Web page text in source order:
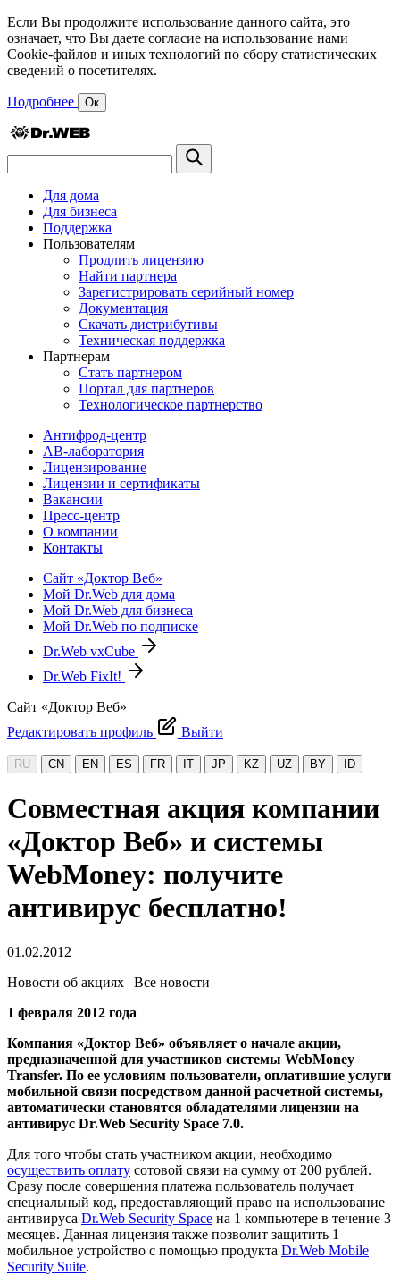
Если Вы продолжите использование данного сайта, это
означает, что Вы даете согласие на использование нами
Cookie-файлов и иных технологий по сбору статистических
сведений о посетителях.
Подробнее Ок
Для дома
Для бизнеса
Поддержка
Пользователям
Продлить лицензию
Найти партнера
Зарегистрировать серийный номер
Документация
Скачать дистрибутивы
Техническая поддержка
Партнерам
Стать партнером
Портал для партнеров
Технологическое партнерство
Антифрод-центр
АВ-лаборатория
Лицензирование
Лицензии и сертификаты
Вакансии
Пресс-центр
О компании
Контакты
Сайт «Доктор Веб»
Мой Dr.Web для дома
Мой Dr.Web для бизнеса
Мой Dr.Web по подписке
Dr.Web vxCube
Dr.Web FixIt!
Сайт «Доктор Веб»
Редактировать профиль
Выйти
RU CN EN ES FR IT JP KZ UZ BY ID
Совместная акция компании
«Доктор Веб» и системы
WebMoney: получите
антивирус бесплатно!
01.02.2012
Новости об акциях | Все новости
1 февраля 2012 года
Компания «Доктор Веб» объявляет о начале акции,
предназначенной для участников системы WebMoney
Transfer. По ее условиям пользователи, оплатившие услуги
мобильной связи посредством данной расчетной системы,
автоматически становятся обладателями лицензии на
антивирус Dr.Web Security Space 7.0.
Для того чтобы стать участником акции, необходимо
осуществить оплату сотовой связи на сумму от 200 рублей.
Сразу после совершения платежа пользователь получает
специальный код, предоставляющий право на использование
антивируса Dr.Web Security Space на 1 компьютере в течение 3
месяцев. Данная лицензия также позволит защитить 1
мобильное устройство с помощью продукта Dr.Web Mobile
Security Suite.